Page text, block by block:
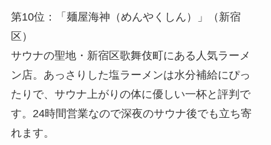
第10位：「麺屋海神（めんやくしん）」（新宿
区）
サウナの聖地・新宿区歌舞伎町にある人気ラーメ
ン店。あっさりした塩ラーメンは水分補給にぴっ
たりで、サウナ上がりの体に優しい一杯と評判で
す。24時間営業なので深夜のサウナ後でも立ち寄
れます。